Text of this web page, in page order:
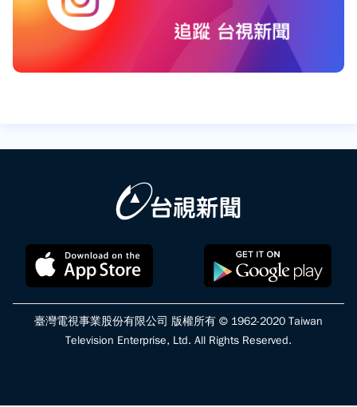
臺灣電視事業股份有限公司 版權所有 © 1962-2020 Taiwan
Television Enterprise, Ltd. All Rights Reserved.